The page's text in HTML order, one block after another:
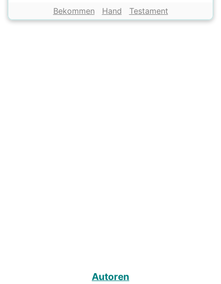
Bekommen Hand Testament
Autoren